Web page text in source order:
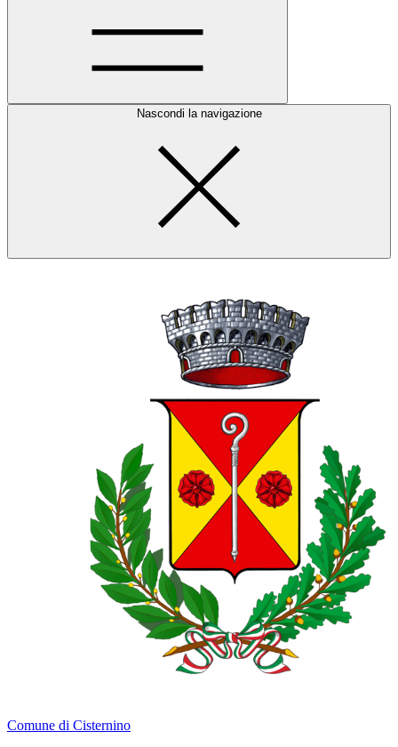
Nascondi la navigazione
Comune di Cisternino